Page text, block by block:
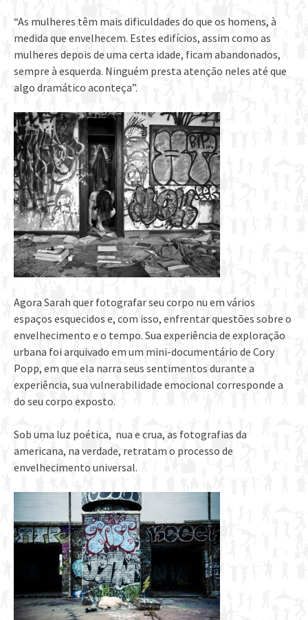
“As mulheres têm mais dificuldades do que os homens, à
medida que envelhecem. Estes edifícios, assim como as
mulheres depois de uma certa idade, ficam abandonados,
sempre à esquerda. Ninguém presta atenção neles até que
algo dramático aconteça”.
Agora Sarah quer fotografar seu corpo nu em vários
espaços esquecidos e, com isso, enfrentar questões sobre o
envelhecimento e o tempo. Sua experiência de exploração
urbana foi arquivado em um mini-documentário de Cory
Popp, em que ela narra seus sentimentos durante a
experiência, sua vulnerabilidade emocional corresponde a
do seu corpo exposto.
Sob uma luz poética, nua e crua, as fotografias da
americana, na verdade, retratam o processo de
envelhecimento universal.